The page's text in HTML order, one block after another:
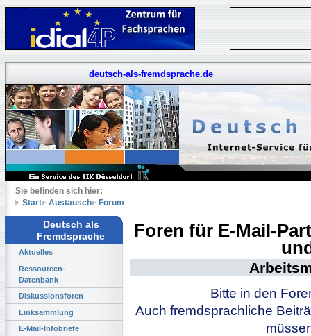
deutsch-als-fremdsprache.de
Sie befinden sich hier:
Start
Austausch Forum
Deutsch als
Fremdsprache
Aktuelles
Ressourcen-
Datenbank
Diskussionsforen
Linksammlung
E-Mail-Infobriefe
Foren für E-Mail-
Bitte in den
Auch fremdsprachliche